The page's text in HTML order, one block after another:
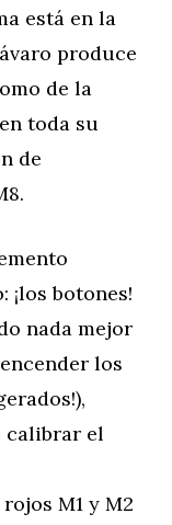
está en la
produce
de la
toda su
de
botones!
nada mejor
los
calibrar el
M1 y M2